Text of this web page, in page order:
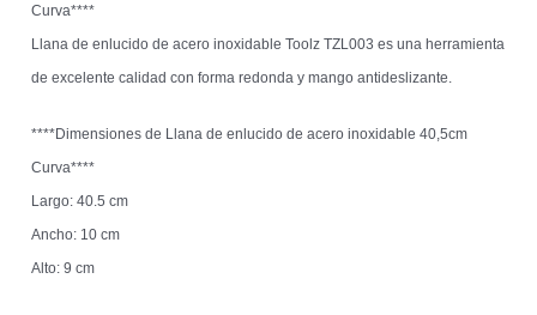
Curva****
Llana de enlucido de acero inoxidable Toolz TZL003 es una herramienta
de excelente calidad con forma redonda y mango antideslizante.
****Dimensiones de Llana de enlucido de acero inoxidable 40,5cm
Curva****
Largo: 40.5 cm
Ancho: 10 cm
Alto: 9 cm